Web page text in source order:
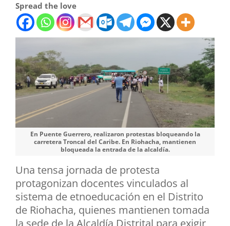
Spread the love
En Puente Guerrero, realizaron protestas bloqueando la
carretera Troncal del Caribe. En Riohacha, mantienen
bloqueada la entrada de la alcaldía.
Una tensa jornada de protesta
protagonizan docentes vinculados al
sistema de etnoeducación en el Distrito
de Riohacha, quienes mantienen tomada